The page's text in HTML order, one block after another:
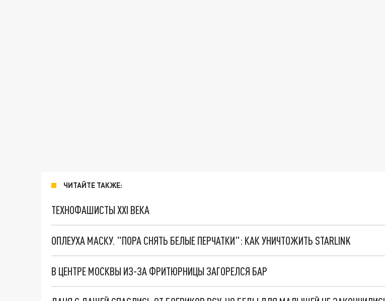
ЧИТАЙТЕ ТАКЖЕ:
ТЕХНОФАШИСТЫ XXI ВЕКА
ОПЛЕУХА МАСКУ. "ПОРА СНЯТЬ БЕЛЫЕ ПЕРЧАТКИ": КАК УНИЧТОЖИТЬ STARLINK
В ЦЕНТРЕ МОСКВЫ ИЗ-ЗА ФРИТЮРНИЦЫ ЗАГОРЕЛСЯ БАР